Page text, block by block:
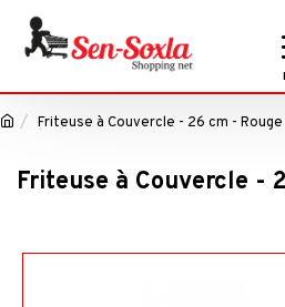
Friteuse à Couvercle - 26 cm - Rouge
Friteuse à Couvercle -